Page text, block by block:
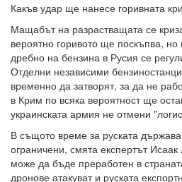
Какъв удар ще нанесе горивната
Мащабът на разрастващата се
вероятно горивото ще поскъпва, но
дребно на бензина в Русия се
Отделни независими
временно да затворят, за да не
в Крим по всяка вероятност ще
украинската армия не отмени
В същото време за руската
ограничени, смята експертът
може да бъде преработен в
дронове атакуват и руската